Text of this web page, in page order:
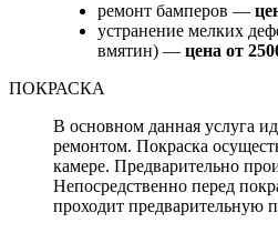
ремонт бамперов —
устранение мелких
вмятин) — цена от
ПОКРАСКА
В основном данная услуга
ремонтом. Покраска
камере. Предварительно
Непосредственно перед
проходит предварительную